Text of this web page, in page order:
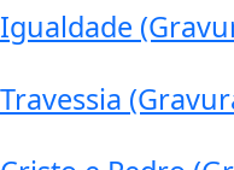
Igualdade
Travessia